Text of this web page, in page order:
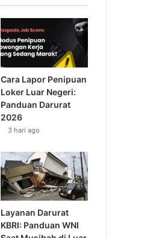
Cara Lapor Penipuan
Loker Luar Negeri:
Panduan Darurat
2026
3 hari ago
Layanan Darurat
KBRI: Panduan WNI